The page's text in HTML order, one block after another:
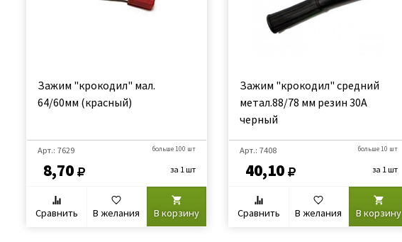
Зажим "крокодил" мал.
64/60мм (красный)
Арт.: 7629
8,70
больше 100 шт
за 1 шт
Сравнить В желания В корзину
Зажим "крокодил" средний
метал.88/78 мм резин 30А
черный
Арт.: 7408
40,10
больше 10 шт
за 1 шт
Сравнить В желания В корзину